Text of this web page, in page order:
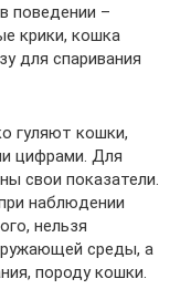
поведении –
крики, кошка
для спаривания
гуляют кошки,
цифрами. Для
свои показатели.
наблюдении
нельзя
среды, а
породу кошки.